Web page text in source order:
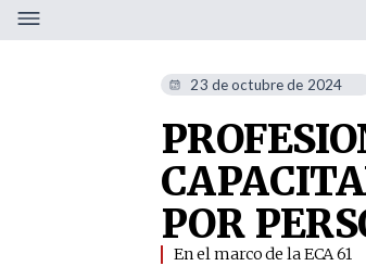
23 de octubre de 2024
POR
​ En el marco de la ECA 61